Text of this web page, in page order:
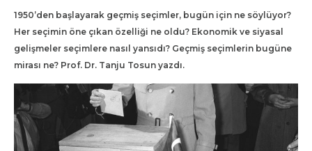
1950’den başlayarak geçmiş seçimler, bugün için ne söylüyor?
Her seçimin öne çıkan özelliği ne oldu? Ekonomik ve siyasal
gelişmeler seçimlere nasıl yansıdı? Geçmiş seçimlerin bugüne
mirası ne? Prof. Dr. Tanju Tosun yazdı.